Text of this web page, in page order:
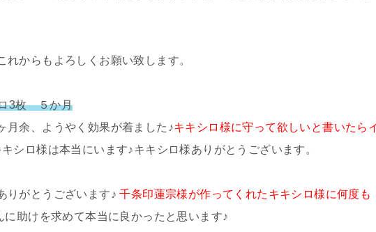
からもよろしくお願い致します。
3枚 ５か月
月余、ようやく効果が着ました♪キキシロ様に守って欲しいと書いたら
キシロ様は本当にいます♪キキシロ様ありがとうございます。
りがとうございます♪千条印蓮宗様が作ってくれたキキシロ様に何度も
に助けを求めて本当に良かったと思います♪